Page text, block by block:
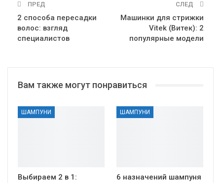
ПРЕД
2 способа пересадки
волос: взгляд
специалистов
СЛЕД
Машинки для стрижки
Vitek (Витек): 2
популярные модели
Вам также могут понравиться
ШАМПУНИ
Выбираем 2 в 1:
ШАМПУНИ
6 назначений шампуня